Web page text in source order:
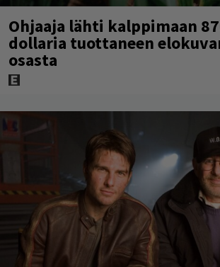
Ohjaaja lähti kalppimaan
dollaria tuottaneen
osasta